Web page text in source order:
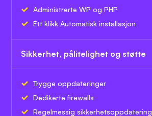
Administrerte WP og PHP
Ett klikk Automatisk installasjon
Sikkerhet, pålitelighet og støtte
Trygge oppdateringer
Dedikerte firewalls
Regelmessig sikkerhetsoppdatering